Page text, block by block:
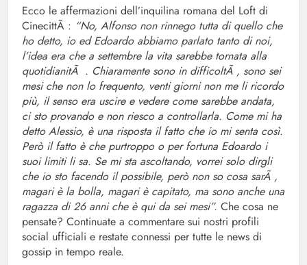
Ecco le affermazioni dell’inquilina romana del Loft di
CinecittÃ : “No, Alfonso non rinnego tutta di quello che
ho detto, io ed Edoardo abbiamo parlato tanto di noi,
l’idea era che a settembre la vita sarebbe tornata alla
quotidianitÃ . Chiaramente sono in difficoltÃ , sono sei
mesi che non lo frequento, venti giorni non me li ricordo
più, il senso era uscire e vedere come sarebbe andata,
ci sto provando e non riesco a controllarla. Come mi ha
detto Alessio, è una risposta il fatto che io mi senta così.
Però il fatto è che purtroppo o per fortuna Edoardo i
suoi limiti li sa. Se mi sta ascoltando, vorrei solo dirgli
che io sto facendo il possibile, però non so cosa sarÃ ,
magari è la bolla, magari è capitato, ma sono anche una
ragazza di 26 anni che è qui da sei mesi”. Che cosa ne
pensate? Continuate a commentare sui nostri profili
social ufficiali e restate connessi per tutte le news di
gossip in tempo reale.